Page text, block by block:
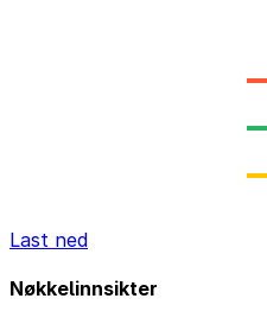
Last ned
Nøkkelinnsikter